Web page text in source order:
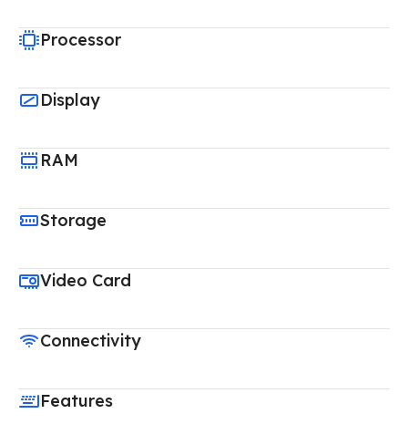
Processor
Display
RAM
Storage
Video Card
Connectivity
Features